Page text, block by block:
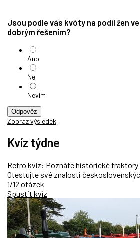
Jsou podle vás kvóty na podíl žen
dobrým řešením?
Ano
Ne
Nevím
Odpověz
Zobraz výsledek
Kvíz týdne
Retro kvíz: Poznáte historické
Otestujte své znalosti
1/12 otázek
Spustit kvíz